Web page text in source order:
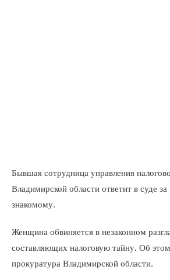
Бывшая сотрудница управления
Владимирской области ответит в
знакомому.
Женщина обвиняется в незаконном
сведений, составляющих
сообщает прокуратура